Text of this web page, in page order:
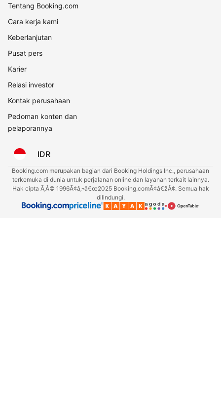
Tentang Booking.com
Cara kerja kami
Keberlanjutan
Pusat pers
Karier
Relasi investor
Kontak perusahaan
Pedoman konten dan
pelaporannya
IDR
Booking.com merupakan bagian dari Booking Holdings Inc., perusahaan
terkemuka di dunia untuk perjalanan online dan layanan terkait lainnya.
Hak cipta Ã‚Â© 1996Ã¢â‚¬â€œ2025 Booking.comÃ¢â€žÂ¢. Semua hak
dilindungi.